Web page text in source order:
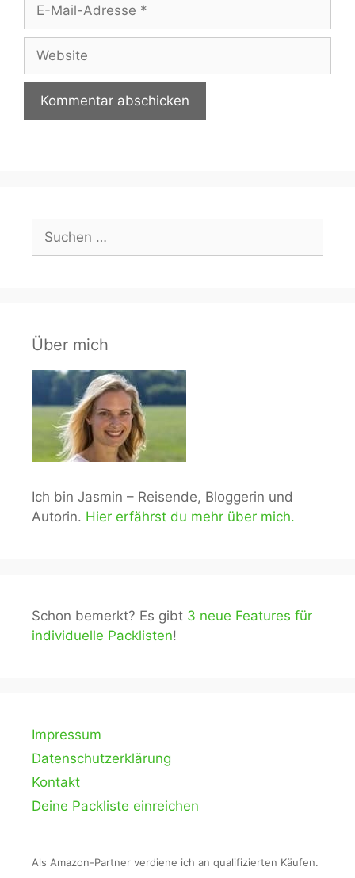
Mail-
Adresse
Suchen
nach:
Über mich
Ich bin Jasmin – Reisende, Bloggerin und
Autorin. Hier erfährst du mehr über mich.
Schon bemerkt? Es gibt 3 neue Features für
individuelle Packlisten!
Impressum
Datenschutzerklärung
Kontakt
Deine Packliste einreichen
Als Amazon-Partner verdiene ich an qualifizierten Käufen.